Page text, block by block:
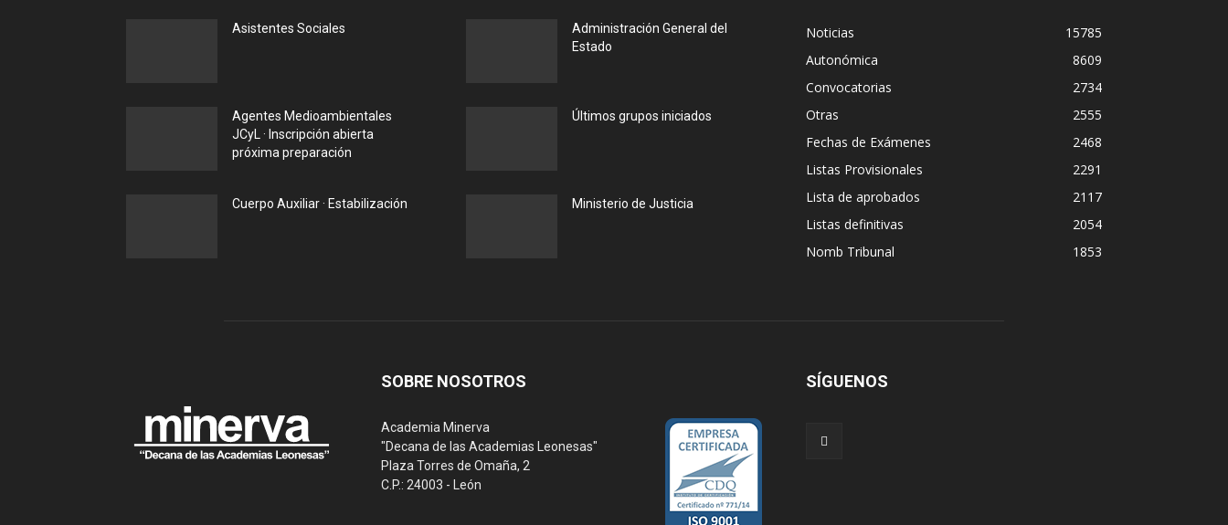
Asistentes Sociales
Agentes Medioambientales
JCyL · Inscripción abierta
próxima preparación
Cuerpo Auxiliar · Estabilización
Administración General del
Estado
Últimos grupos iniciados
Ministerio de Justicia
Noticias
15785
Autonómica
8609
Convocatorias
2734
Otras
2555
Fechas de Exámenes
2468
Listas Provisionales
2291
Lista de aprobados
2117
Listas definitivas
2054
Nomb Tribunal
1853
SOBRE NOSOTROS
Academia Minerva
"Decana de las Academias Leonesas"
Plaza Torres de Omaña, 2
C.P.: 24003 - León
SÍGUENOS